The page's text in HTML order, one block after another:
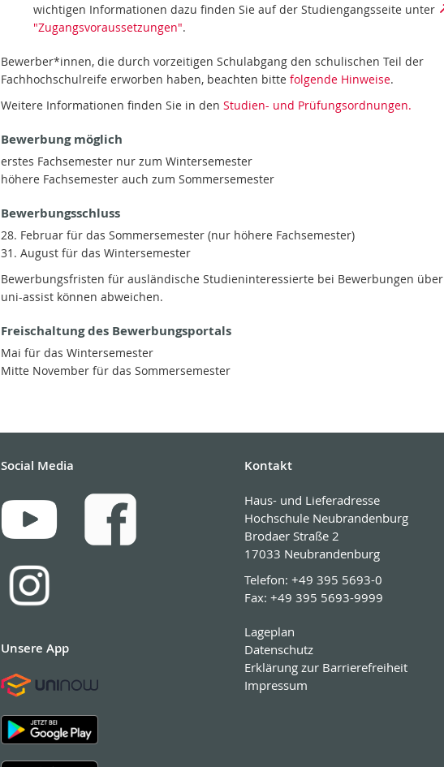
wichtigen Informationen dazu finden Sie auf der Studiengangsseite unter
"Zugangsvoraussetzungen".
Bewerber*innen, die durch vorzeitigen Schulabgang den schulischen Teil der
Fachhochschulreife erworben haben, beachten bitte folgende Hinweise.
Weitere Informationen finden Sie in den Studien- und Prüfungsordnungen.
Bewerbung möglich
erstes Fachsemester nur zum Wintersemester
höhere Fachsemester auch zum Sommersemester
Bewerbungsschluss
28. Februar für das Sommersemester (nur höhere Fachsemester)
31. August für das Wintersemester
Bewerbungsfristen für ausländische Studieninteressierte bei Bewerbungen über
uni-assist können abweichen.
Freischaltung des Bewerbungsportals
Mai für das Wintersemester
Mitte November für das Sommersemester
Social Media
Unsere App
Kontakt
Haus- und Lieferadresse
Hochschule Neubrandenburg
Brodaer Straße 2
17033 Neubrandenburg
Telefon: +49 395 5693-0
Fax: +49 395 5693-9999
Lageplan
Datenschutz
Erklärung zur Barrierefreiheit
Impressum